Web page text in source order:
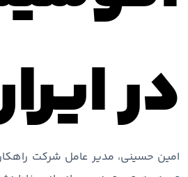
در
امین حسینی، مدیر عامل شرکت